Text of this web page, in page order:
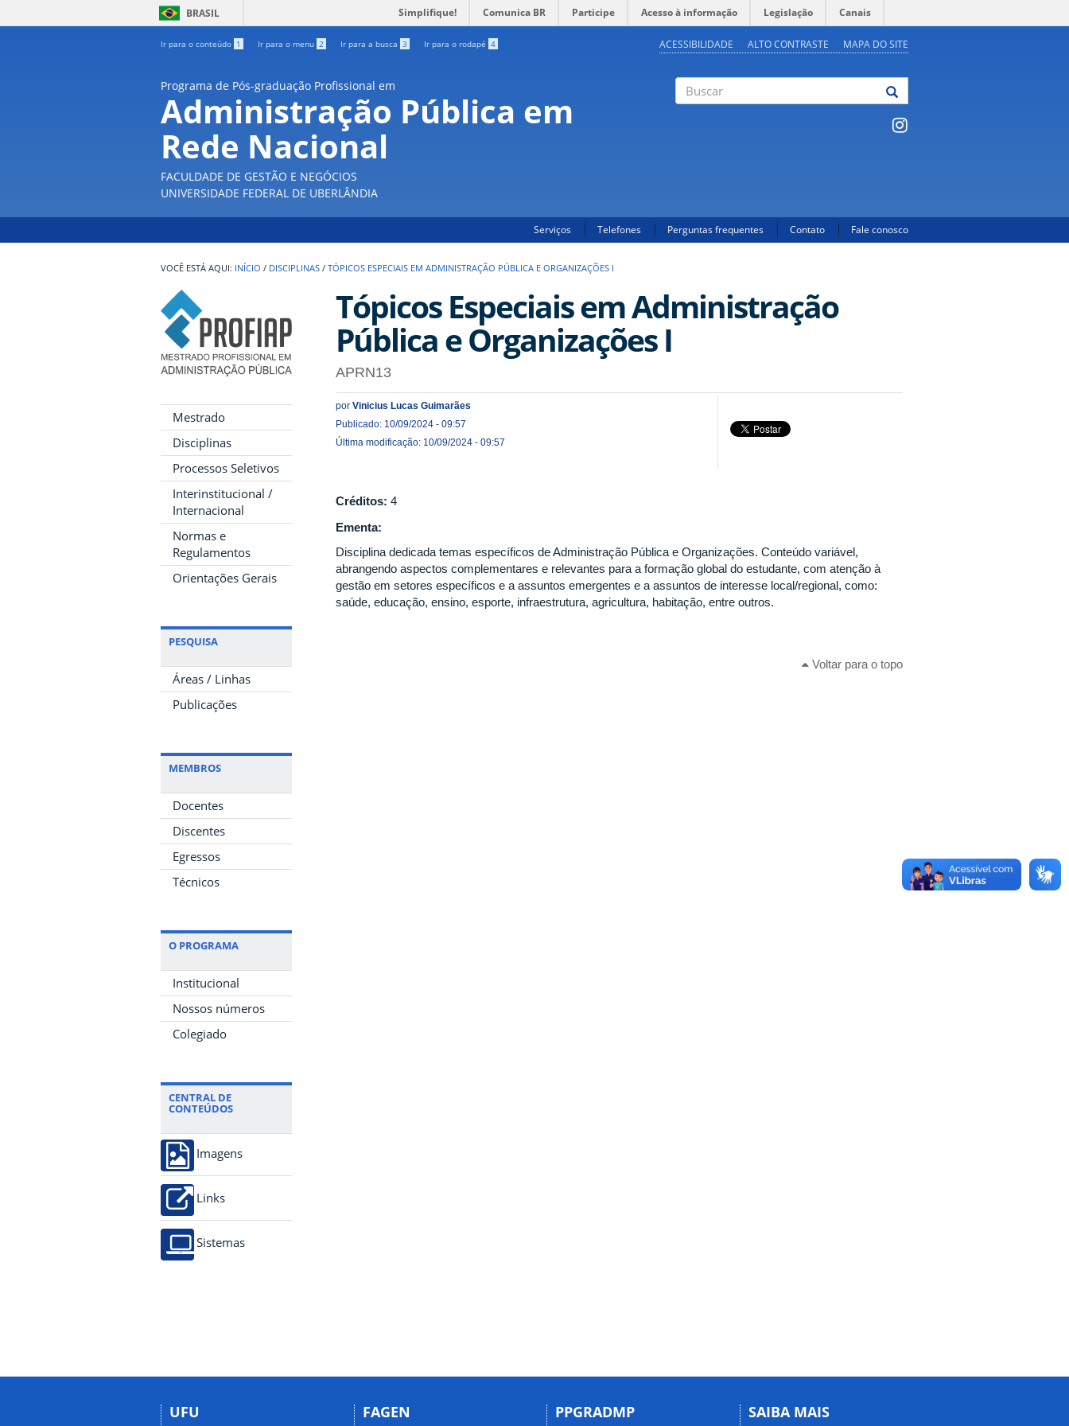
BRASIL Simplifique! Comunica BR Participe Acesso à informação Legislação Canais
Ir para o conteúdo 1 Ir para o menu 2 Ir para a busca 3 Ir para o rodapé 4 ACESSIBILIDADE ALTO CONTRASTE MAPA DO SITE
Programa de Pós-graduação Profissional em
Administração Pública em
Rede Nacional
FACULDADE DE GESTÃO E NEGÓCIOS
UNIVERSIDADE FEDERAL DE UBERLÂNDIA
Serviços Telefones Perguntas frequentes Contato Fale conosco
INÍCIO / DISCIPLINAS / TÓPICOS ESPECIAIS EM ADMINISTRAÇÃO PÚBLICA E ORGANIZAÇÕES I
Mestrado
Disciplinas
Processos Seletivos
Interinstitucional /
Internacional
Normas e
Regulamentos
Orientações Gerais
PESQUISA
Áreas / Linhas
Publicações
MEMBROS
Docentes
Discentes
Egressos
Técnicos
O PROGRAMA
Institucional
Nossos números
Colegiado
CENTRAL DE
CONTEÚDOS
Imagens
Links
Sistemas
Tópicos Especiais em Administração
Pública e Organizações I
APRN13
por Vinicius Lucas Guimarães
Publicado: 10/09/2024 - 09:57
Última modificação: 10/09/2024 - 09:57
Créditos: 4
Ementa:
Disciplina dedicada temas específicos de Administração Pública e Organizações. Conteúdo variável,
abrangendo aspectos complementares e relevantes para a formação global do estudante, com atenção à
gestão em setores específicos e a assuntos emergentes e a assuntos de interesse local/regional, como:
saúde, educação, ensino, esporte, infraestrutura, agricultura, habitação, entre outros.
Voltar para o topo
UFU FAGEN PPGRADMP SAIBA MAIS